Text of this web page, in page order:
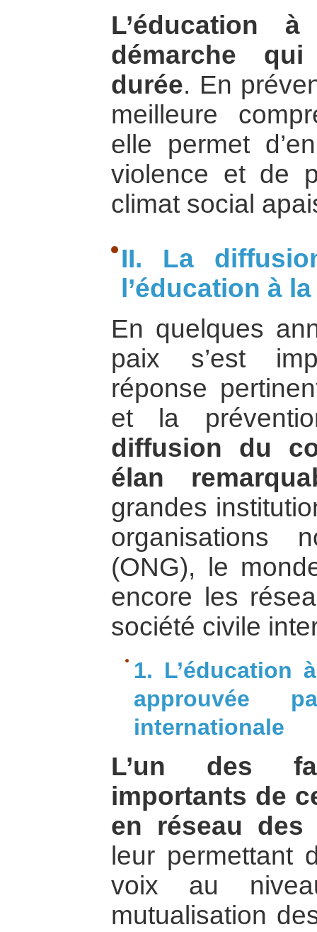
L’éducation
démarche
durée. En
meilleure
elle permet
violence et de
climat social
II. La
l’éducation à
En quelques
paix s’est
réponse
et la
diffusion du
élan
grandes
organisations
(ONG), le
encore les
société civile
1. L’éducation
approuvée
internationale
L’un des
importants de
en réseau
leur permettant
voix au
mutualisation